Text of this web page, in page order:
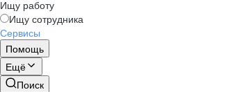
Ищу работу
Ищу сотрудника
Сервисы
Помощь
Ещё
Поиск